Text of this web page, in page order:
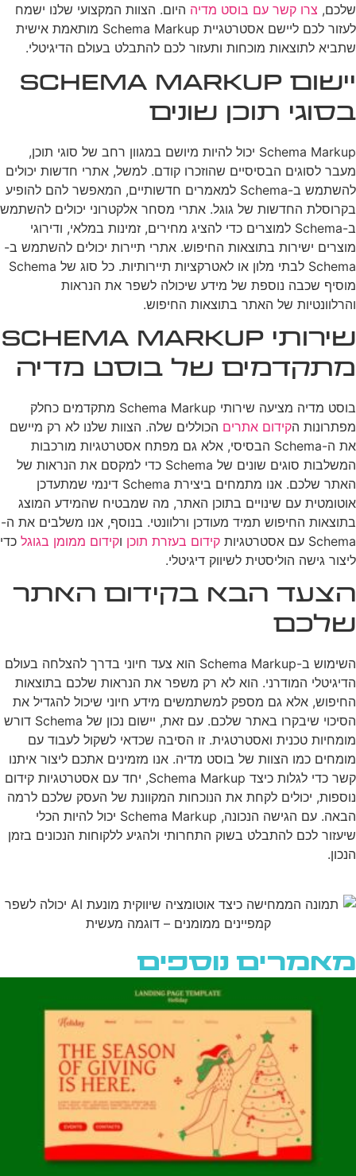
שלכם, צרו קשר עם בוסט מדיה היום. הצוות המקצועי שלנו ישמח
לעזור לכם ליישם אסטרטגיית Schema Markup מותאמת אישית
שתביא לתוצאות מוכחות ותעזור לכם להתבלט בעולם הדיגיטלי.
יישום Schema Markup
בסוגי תוכן שונים
Schema Markup יכול להיות מיושם במגוון רחב של סוגי תוכן,
מעבר לסוגים הבסיסיים שהוזכרו קודם. למשל, אתרי חדשות יכולים
להשתמש ב-Schema למאמרים חדשותיים, המאפשר להם להופיע
בקרוסלת החדשות של גוגל. אתרי מסחר אלקטרוני יכולים להשתמש
ב-Schema למוצרים כדי להציג מחירים, זמינות במלאי, ודירוגי
מוצרים ישירות בתוצאות החיפוש. אתרי תיירות יכולים להשתמש ב-
Schema לבתי מלון או לאטרקציות תיירותיות. כל סוג של Schema
מוסיף שכבה נוספת של מידע שיכולה לשפר את הנראות
והרלוונטיות של האתר בתוצאות החיפוש.
שירותי Schema Markup
מתקדמים של בוסט מדיה
בוסט מדיה מציעה שירותי Schema Markup מתקדמים כחלק
מפתרונות הקידום אתרים הכוללים שלה. הצוות שלנו לא רק מיישם
את ה-Schema הבסיסי, אלא גם מפתח אסטרטגיות מורכבות
המשלבות סוגים שונים של Schema כדי למקסם את הנראות של
האתר שלכם. אנו מתמחים ביצירת Schema דינמי שמתעדכן
אוטומטית עם שינויים בתוכן האתר, מה שמבטיח שהמידע המוצג
בתוצאות החיפוש תמיד מעודכן ורלוונטי. בנוסף, אנו משלבים את ה-
Schema עם אסטרטגיות
קידום בעזרת תוכן וקידום ממומן בגוגל כדי
ליצור גישה הוליסטית לשיווק דיגיטלי.
הצעד הבא בקידום האתר
שלכם
השימוש ב-Schema Markup הוא צעד חיוני בדרך להצלחה בעולם
הדיגיטלי המודרני. הוא לא רק משפר את הנראות שלכם בתוצאות
החיפוש, אלא גם מספק למשתמשים מידע חיוני שיכול להגדיל את
הסיכוי שיבקרו באתר שלכם. עם זאת, יישום נכון של Schema דורש
מומחיות טכנית ואסטרטגית. זו הסיבה שכדאי לשקול לעבוד עם
מומחים כמו הצוות של בוסט מדיה. אנו מזמינים אתכם ליצור איתנו
קשר כדי לגלות כיצד Schema Markup, יחד עם אסטרטגיות קידום
נוספות, יכולים לקחת את הנוכחות המקוונת של העסק שלכם לרמה
הבאה. עם הגישה הנכונה, Schema Markup יכול להיות הכלי
שיעזור לכם להתבלט בשוק התחרותי ולהגיע ללקוחות הנכונים בזמן
הנכון.
מאמרים נוספים